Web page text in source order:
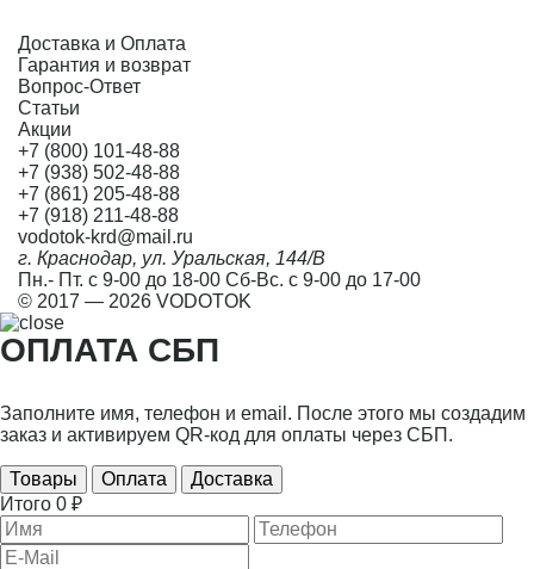
Доставка и Оплата
Гарантия и возврат
Вопрос-Ответ
Статьи
Акции
+7 (800) 101-48-88
+7 (938) 502-48-88
+7 (861) 205-48-88
+7 (918) 211-48-88
vodotok-krd@mail.ru
г. Краснодар, ул. Уральская, 144/В
Пн.- Пт. с 9-00 до 18-00 Сб-Вс. с 9-00 до 17-00
© 2017 — 2026 VODOTOK
ОПЛАТА СБП
Заполните имя, телефон и email. После этого мы создадим
заказ и активируем QR-код для оплаты через СБП.
Товары Оплата
Доставка
Итого 0 ₽